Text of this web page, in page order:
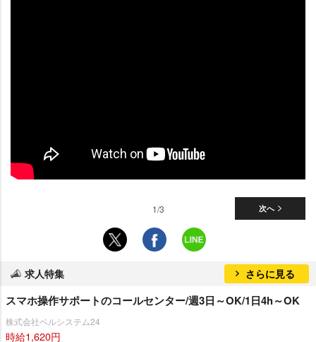
次へ
1/3
求人特集 さらに見る
スマホ操作サポートのコールセンター/週3日～OK/1日4h～OK
株式会社ベルシステム24
時給1,620円